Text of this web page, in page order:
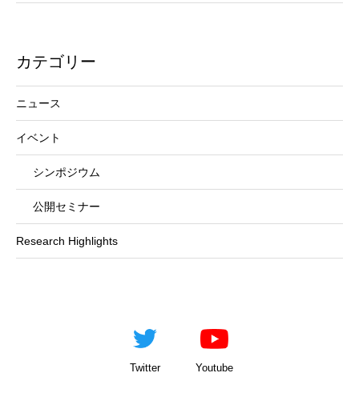
カテゴリー
ニュース
イベント
シンポジウム
公開セミナー
Research Highlights
Twitter Youtube